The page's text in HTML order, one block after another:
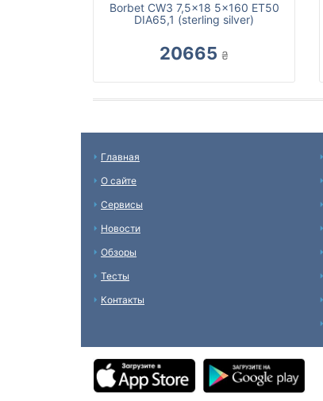
Borbet CW3 7,5x18 5x160 ET50
DIA65,1 (sterling silver)
20665 ₴
Главная
О сайте
Сервисы
Новости
Обзоры
Тесты
Контакты